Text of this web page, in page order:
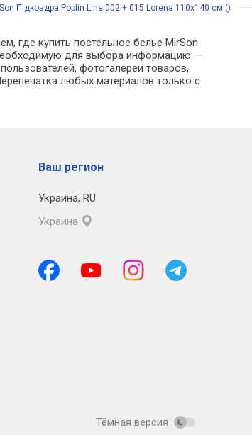
Підковдра Poplin Line 002 + 015 Lorena 110х140 см ()
где купить постельное белье MirSon
необходимую для выбора информацию —
фотогалереи товаров,
любых материалов только с
Ваш регион
Украина, RU
Украина
Тёмная версия